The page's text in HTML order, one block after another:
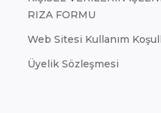
RIZA FORMU
Web Sitesi Kullanım
Üyelik Sözleşmesi